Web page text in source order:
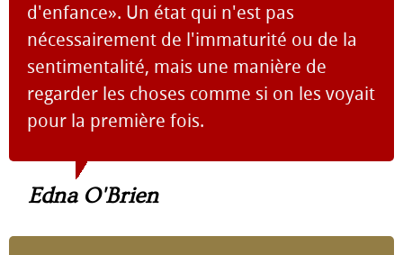
d'enfance». Un état qui n'est pas
nécessairement de l'immaturité ou de la
sentimentalité, mais une manière de
regarder les choses comme si on les voyait
pour la première fois.
Edna O'Brien